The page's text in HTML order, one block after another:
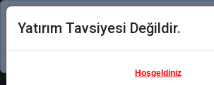
Şimdi uygulamayı indirin!
Yatırım Tavsiyesi Değildir.
Hoşgeldiniz